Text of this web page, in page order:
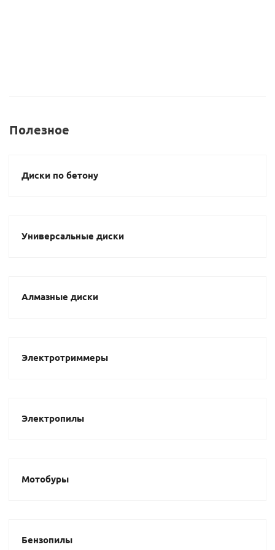
Полезное
Диски по бетону
Универсальные диски
Алмазные диски
Электротриммеры
Электропилы
Мотобуры
Бензопилы